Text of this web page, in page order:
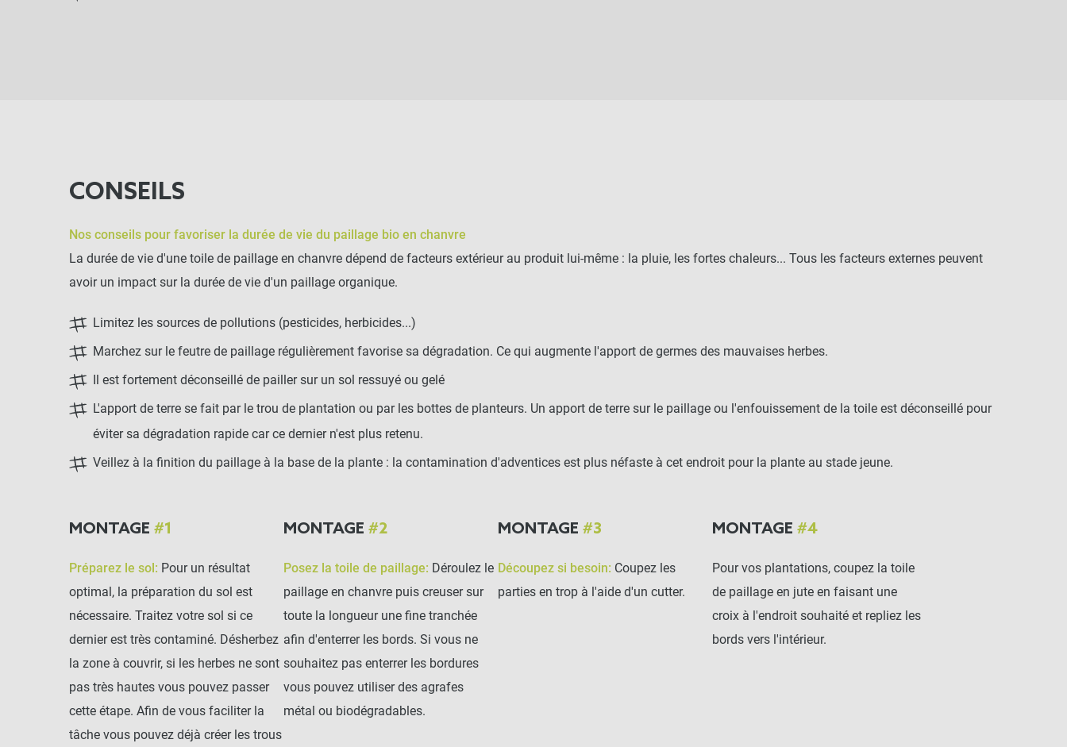
CONSEILS
Nos conseils pour favoriser la durée de vie du paillage bio en chanvre
La durée de vie d'une toile de paillage en chanvre dépend de facteurs extérieur au produit lui-même : la pluie, les fortes chaleurs... Tous les facteurs externes peuvent
avoir un impact sur la durée de vie d'un paillage organique.
Limitez les sources de pollutions (pesticides, herbicides...)
Marchez sur le feutre de paillage régulièrement favorise sa dégradation. Ce qui augmente l'apport de germes des mauvaises herbes.
Il est fortement déconseillé de pailler sur un sol ressuyé ou gelé
L'apport de terre se fait par le trou de plantation ou par les bottes de planteurs. Un apport de terre sur le paillage ou l'enfouissement de la toile est déconseillé pour
éviter sa dégradation rapide car ce dernier n'est plus retenu.
Veillez à la finition du paillage à la base de la plante : la contamination d'adventices est plus néfaste à cet endroit pour la plante au stade jeune.
MONTAGE #1
Préparez le sol: Pour un résultat
optimal, la préparation du sol est
nécessaire. Traitez votre sol si ce
dernier est très contaminé. Désherbez
la zone à couvrir, si les herbes ne sont
pas très hautes vous pouvez passer
cette étape. Afin de vous faciliter la
tâche vous pouvez déjà créer les trous
MONTAGE #2
Posez la toile de paillage: Déroulez le
paillage en chanvre puis creuser sur
toute la longueur une fine tranchée
afin d'enterrer les bords. Si vous ne
souhaitez pas enterrer les bordures
vous pouvez utiliser des agrafes
métal ou biodégradables.
MONTAGE #3
Découpez si besoin: Coupez les
parties en trop à l'aide d'un cutter.
MONTAGE #4
Pour vos plantations, coupez la toile
de paillage en jute en faisant une
croix à l'endroit souhaité et repliez les
bords vers l'intérieur.